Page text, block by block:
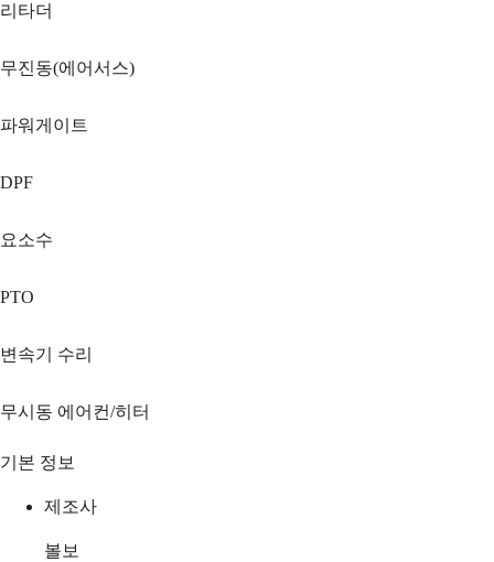
리타더
무진동(에어서스)
파워게이트
DPF
요소수
PTO
변속기 수리
무시동 에어컨/히터
기본 정보
제조사
볼보